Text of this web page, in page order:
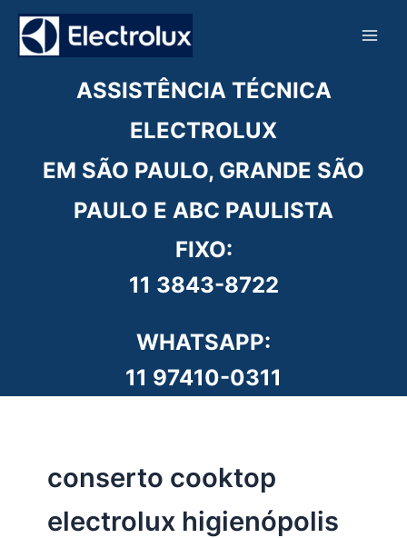
para
ASSISTÊNCIA TÉCNICA
ELECTROLUX
EM SÃO PAULO, GRANDE SÃO
PAULO E ABC PAULISTA
FIXO:
11 3843-8722
WHATSAPP:
11 97410-0311
conserto cooktop
electrolux higienópolis